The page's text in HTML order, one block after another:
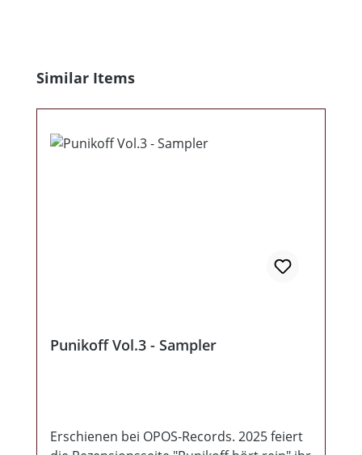
Produktgalerie überspringen
Similar Items
Punikoff Vol.3 - Sampler
Erschienen bei OPOS-Records. 2025 feiert